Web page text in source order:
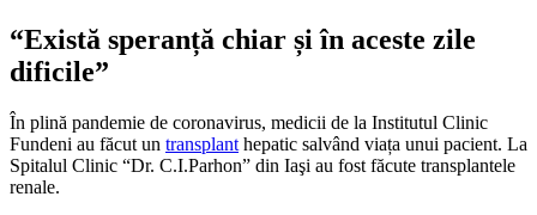
“Există speranță chiar și în aceste zile
dificile”
În plină pandemie de coronavirus, medicii de la Institutul Clinic
Fundeni au făcut un transplant hepatic salvând viața unui pacient. La
Spitalul Clinic “Dr. C.I.Parhon” din Iaşi au fost făcute transplantele
renale.